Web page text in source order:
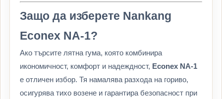
Защо да изберете Nankang
Econex NA-1?
Ако търсите лятна гума, която комбинира
икономичност, комфорт и надеждност, Econex NA-1
е отличен избор. Тя намалява разхода на гориво,
осигурява тихо возене и гарантира безопасност при